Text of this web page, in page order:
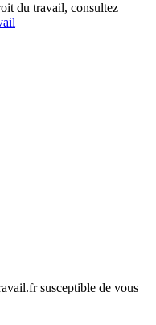
du travail, consultez
susceptible de vous